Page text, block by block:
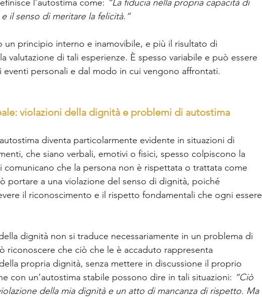
l’autostima come: “La fiducia nella propria capacità di
il senso di meritare la felicità.”
un principio interno e inamovibile, e più il risultato di
valutazione di tali esperienze. È spesso variabile e può essere
personali e dal modo in cui vengono affrontati.
violazioni della dignità e problemi di autostima
diventa particolarmente evidente in situazioni di
che siano verbali, emotivi o fisici, spesso colpiscono la
comunicano che la persona non è rispettata o trattata come
portare a una violazione del senso di dignità, poiché
il riconoscimento e il rispetto fondamentali che ogni essere
dignità non si traduce necessariamente in un problema di
riconoscere che ciò che le è accaduto rappresenta
propria dignità, senza mettere in discussione il proprio
con un’autostima stabile possono dire in tali situazioni: “Ciò
della mia dignità e un atto di mancanza di rispetto. Ma